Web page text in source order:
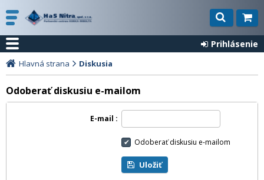
Prihlásenie
Hlavná strana Diskusia
Odoberať diskusiu e-mailom
E-mail
Odoberať diskusiu e-mailom
Uložiť